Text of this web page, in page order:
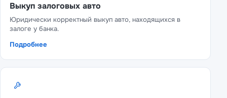
Выкуп залоговых авто
Юридически корректный выкуп авто, находящихся в
залоге у банка.
Подробнее